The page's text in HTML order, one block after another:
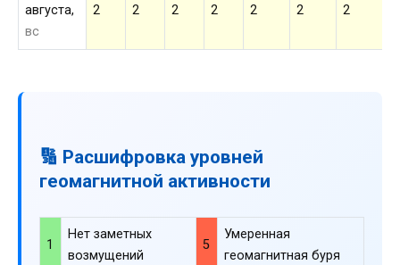
августа,
вс
2 2 2 2 2 2 2
🔢 Расшифровка уровней
геомагнитной активности
1
Нет заметных
возмущений
5
Умеренная
геомагнитная буря